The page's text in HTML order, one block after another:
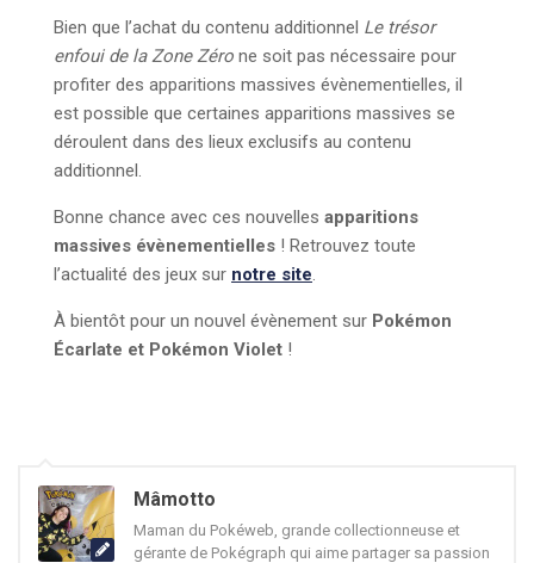
Bien que l’achat du contenu additionnel Le trésor
enfoui de la Zone Zéro ne soit pas nécessaire pour
profiter des apparitions massives évènementielles, il
est possible que certaines apparitions massives se
déroulent dans des lieux exclusifs au contenu
additionnel.​​
Bonne chance avec ces nouvelles apparitions
massives évènementielles ! Retrouvez toute
l’actualité des jeux sur notre site.
À bientôt pour un nouvel évènement sur Pokémon
Écarlate et Pokémon Violet !
Mâmotto
Maman du Pokéweb, grande collectionneuse et
gérante de Pokégraph qui aime partager sa passion